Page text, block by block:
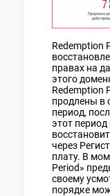
Redemption
правах на
этого
Redemption
продлены в
период,
этот
через
плату. В
Period»
своему
порядке